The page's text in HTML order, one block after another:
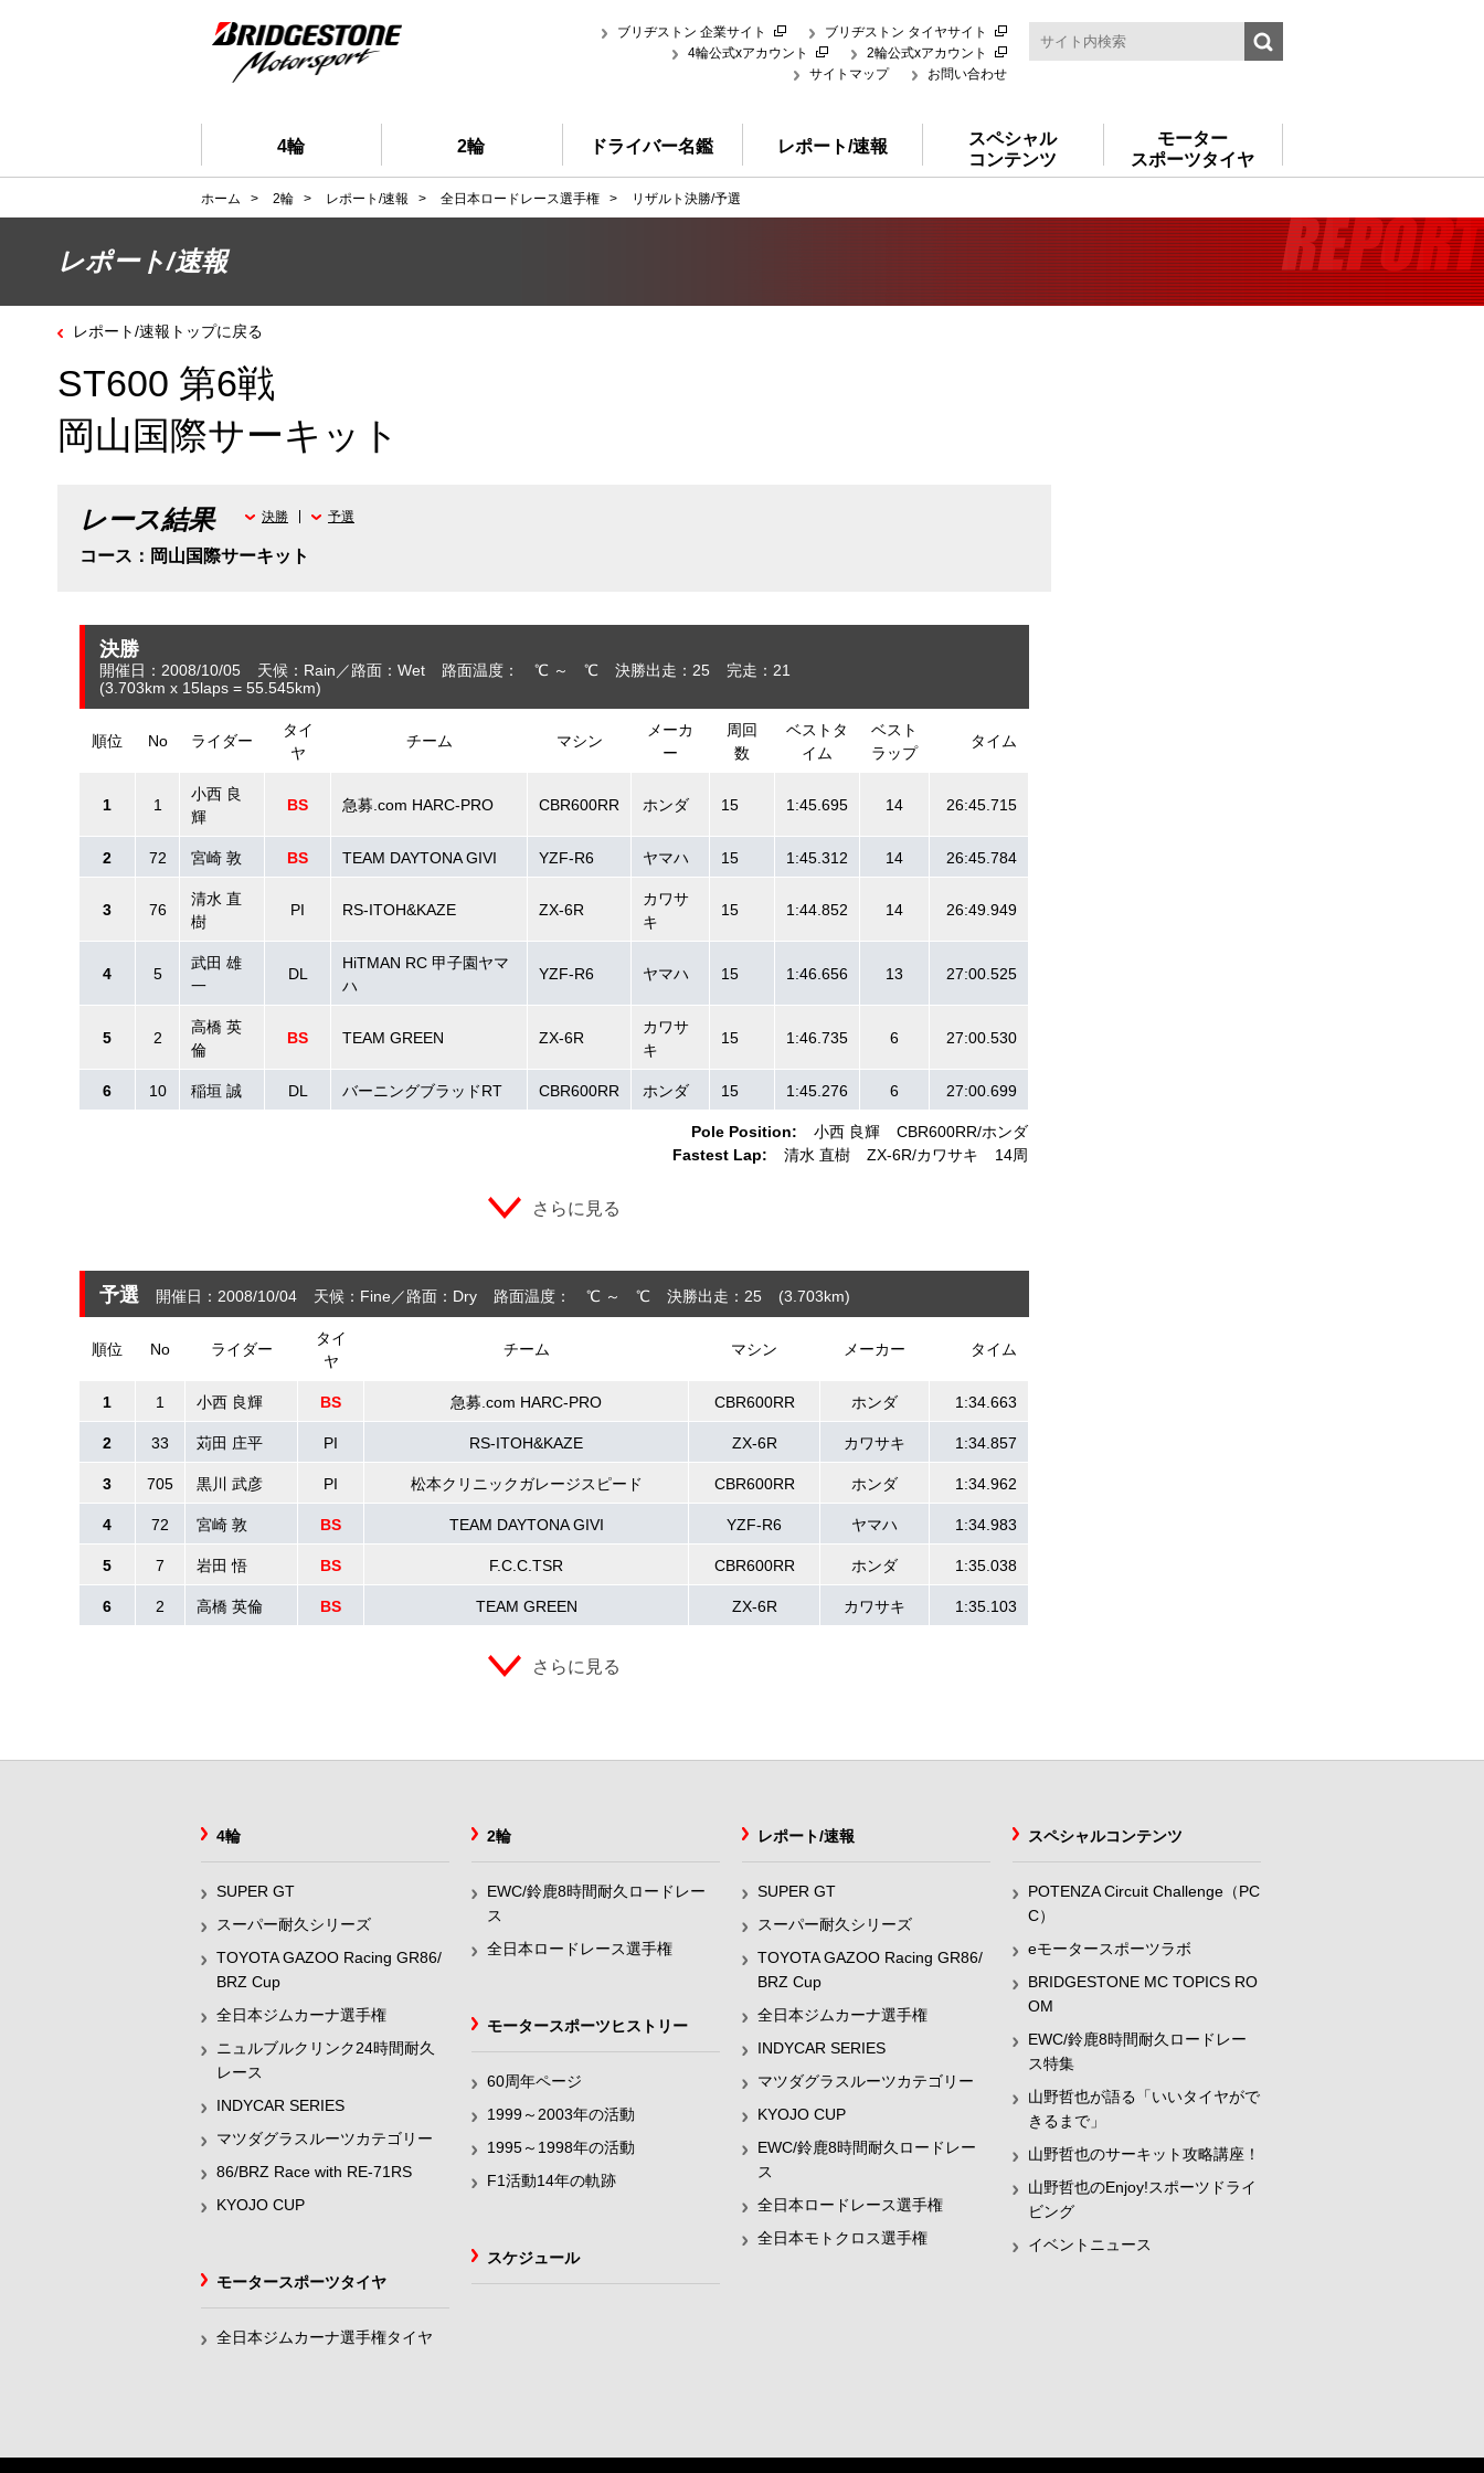
ブリヂストン 企業サイト
ブリヂストン タイヤサイト
4輪公式xアカウント
2輪公式xアカウント
サイトマップ
お問い合わせ
4輪 2輪 ドライバー名鑑 レポート/速報
スペシャル
コンテンツ
モーター
スポーツタイヤ
ホーム > 2輪 > レポート/速報 > 全日本ロードレース選手権 > リザルト決勝/予選
レポート/速報
レポート/速報トップに戻る
ST600 第6戦
岡山国際サーキット
レース結果
コース：岡山国際サーキット
決勝 予選
決勝
開催日：2008/10/05 天候：Rain 路面：Wet 路面温度： ℃ ～ ℃ 決勝出走：25
完走：21
(3.703km x 15laps = 55.545km)
順位 No ライダー
タイ
ヤ
チーム マシン
メーカ
ー
周回
数
ベストタ
イム
ベスト
ラップ
タイム
Pole Position: 小西 良輝 CBR600RR ホンダ
Fastest Lap:
清水 直樹 ZX-6R カワサキ 14周
1 1
小西 良
輝
BS 急募.com HARC-PRO CBR600RR ホンダ 15 1:45.695 14 26:45.715
2 72 宮崎 敦 BS TEAM DAYTONA GIVI YZF-R6 ヤマハ 15 1:45.312 14 26:45.784
3 76
清水 直
樹
PI RS-ITOH&KAZE ZX-6R
カワサ
キ
15 1:44.852 14 26:49.949
4 5
武田 雄
一
DL
HiTMAN RC 甲子園ヤマ
ハ
YZF-R6 ヤマハ 15 1:46.656 13 27:00.525
5 2
高橋 英
倫
BS TEAM GREEN ZX-6R
カワサ
キ
15 1:46.735 6 27:00.530
6 10 稲垣 誠 DL バーニングブラッドRT CBR600RR ホンダ 15 1:45.276 6 27:00.699
さらに見る
予選 開催日：2008/10/04 天候：Fine 路面：Dry 路面温度： ℃ ～ ℃ 決勝出走：25 (3.703km)
順位 No ライダー
タイ
ヤ
チーム マシン メーカー タイム
1 1 小西 良輝 BS 急募.com HARC-PRO CBR600RR ホンダ 1:34.663
2 33 苅田 庄平 PI RS-ITOH&KAZE ZX-6R カワサキ 1:34.857
3 705 黒川 武彦 PI 松本クリニックガレージスピード CBR600RR ホンダ 1:34.962
4 72 宮崎 敦 BS TEAM DAYTONA GIVI YZF-R6 ヤマハ 1:34.983
5 7 岩田 悟 BS F.C.C.TSR CBR600RR ホンダ 1:35.038
6 2 高橋 英倫 BS TEAM GREEN ZX-6R カワサキ 1:35.103
さらに見る
4輪
SUPER GT
スーパー耐久シリーズ
TOYOTA GAZOO Racing GR86/
BRZ Cup
全日本ジムカーナ選手権
ニュルブルクリンク24時間耐久
レース
INDYCAR SERIES
マツダグラスルーツカテゴリー
86/BRZ Race with RE-71RS
KYOJO CUP
2輪
EWC/鈴鹿8時間耐久ロードレー
ス
全日本ロードレース選手権
レポート/速報
SUPER GT
スーパー耐久シリーズ
TOYOTA GAZOO Racing GR86/
BRZ Cup
全日本ジムカーナ選手権
INDYCAR SERIES
マツダグラスルーツカテゴリー
KYOJO CUP
EWC/鈴鹿8時間耐久ロードレー
ス
全日本ロードレース選手権
全日本モトクロス選手権
スペシャルコンテンツ
POTENZA Circuit Challenge（PC
C）
eモータースポーツラボ
BRIDGESTONE MC TOPICS RO
OM
EWC/鈴鹿8時間耐久ロードレー
ス特集
山野哲也が語る「いいタイヤがで
きるまで」
山野哲也のサーキット攻略講座！
山野哲也のEnjoy!スポーツドライ
ビング
イベントニュース
モータースポーツヒストリー
60周年ページ
1999～2003年の活動
1995～1998年の活動
F1活動14年の軌跡
スケジュール
モータースポーツタイヤ
全日本ジムカーナ選手権タイヤ